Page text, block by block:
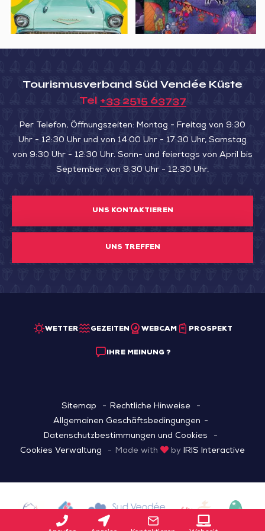
de
St
en-
Tourismusverband Süd Vendée Küste
Tel +33 2515 63737
Per Telefon, Öffnungszeiten: Montag - Freitag von 9:30
Uhr - 12:30 Uhr und von 14:00 Uhr - 17:30 Uhr, Samstag
von 9:30 Uhr - 12:30 Uhr. Sonn- und feiertags von April bis
September von 9:30 Uhr - 12:30 Uhr.
UNS KONTAKTIEREN
UNS TREFFEN
WETTER GEZEITEN WEBCAM PROSPEKT
IHRE MEINUNG ?
Sitemap
Rechtliche Hinweise
Allgemainen Geschäftsbedingungen
Datenschutzbestimmungen und Cookies
Cookies Verwaltung
Made with by IRIS Interactive